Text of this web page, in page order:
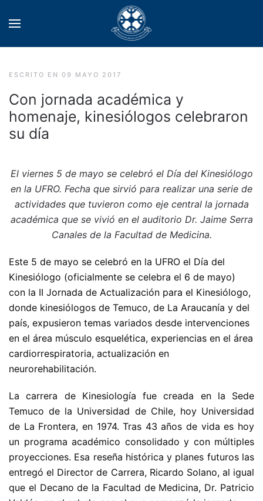
ESCRITO EN 09 MAYO 2017
Con jornada académica y
homenaje, kinesiólogos celebraron
su día
El viernes 5 de mayo se celebró el Día del Kinesiólogo
en la UFRO. Fecha que sirvió para realizar una serie de
actividades que tuvieron como eje central la jornada
académica que se vivió en el auditorio Dr. Jaime Serra
Canales de la Facultad de Medicina.
Este 5 de mayo se celebró en la UFRO el Día del
Kinesiólogo (oficialmente se celebra el 6 de mayo)
con la II Jornada de Actualización para el Kinesiólogo,
donde kinesiólogos de Temuco, de La Araucanía y del
país, expusieron temas variados desde intervenciones
en el área músculo esquelética, experiencias en el área
cardiorrespiratoria, actualización en
neurorehabilitación.
La carrera de Kinesiología fue creada en la Sede
Temuco de la Universidad de Chile, hoy Universidad
de La Frontera, en 1974. Tras 43 años de vida es hoy
un programa académico consolidado y con múltiples
proyecciones. Esa reseña histórica y planes futuros las
entregó el Director de Carrera, Ricardo Solano, al igual
que el Decano de la Facultad de Medicina, Dr. Patricio